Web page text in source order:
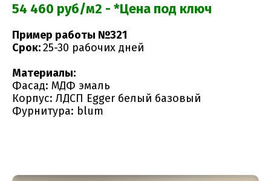
54 460 руб/м2 - *Цена под ключ
Пример работы №321
Срок:25-30 рабочих дней
Материалы:
Фасад: МДФ эмаль
Корпус: ЛДСП Egger белый базовый
Фурнитура: blum